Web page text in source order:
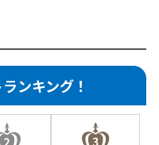
ンキング！